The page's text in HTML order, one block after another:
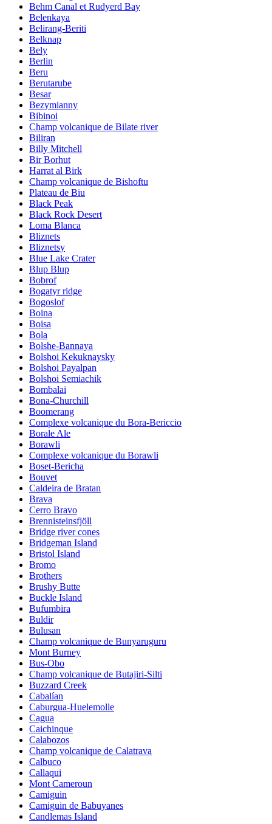
Behm Canal et Rudyerd Bay
Belenkaya
Belirang-Beriti
Belknap
Bely
Berlin
Beru
Berutarube
Besar
Bezymianny
Bibinoi
Champ volcanique de Bilate river
Biliran
Billy Mitchell
Bir Borhut
Harrat al Birk
Champ volcanique de Bishoftu
Plateau de Biu
Black Peak
Black Rock Desert
Loma Blanca
Bliznets
Bliznetsy
Blue Lake Crater
Blup Blup
Bobrof
Bogatyr ridge
Bogoslof
Boina
Boisa
Bola
Bolshe-Bannaya
Bolshoi Kekuknaysky
Bolshoi Payalpan
Bolshoi Semiachik
Bombalai
Bona-Churchill
Boomerang
Complexe volcanique du Bora-Bericcio
Borale Ale
Borawli
Complexe volcanique du Borawli
Boset-Bericha
Bouvet
Caldeira de Bratan
Brava
Cerro Bravo
Brennisteinsfjöll
Bridge river cones
Bridgeman Island
Bristol Island
Bromo
Brothers
Brushy Butte
Buckle Island
Bufumbira
Buldir
Bulusan
Champ volcanique de Bunyaruguru
Mont Burney
Bus-Obo
Champ volcanique de Butajiri-Silti
Buzzard Creek
Cabalían
Caburgua-Huelemolle
Cagua
Caichinque
Calabozos
Champ volcanique de Calatrava
Calbuco
Callaqui
Mont Cameroun
Camiguin
Camiguin de Babuyanes
Candlemas Island